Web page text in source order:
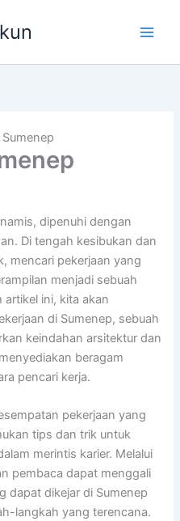
dipenuhi dengan
Di tengah kesibukan dan
mencari pekerjaan yang
menjadi sebuah
artikel ini, kita akan
di Sumenep, sebuah
keindahan arsitektur dan
beragam
pencari kerja.
pekerjaan yang
tips dan trik untuk
merintis karier. Melalui
pembaca dapat menggali
dapat dikejar di Sumenep
langkah yang terencana.